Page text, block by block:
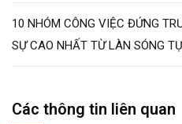
10 NHÓM CÔNG VIỆC ĐỨNG
SỰ CAO NHẤT TỪ LÀN SÓNG
Các thông tin liên quan